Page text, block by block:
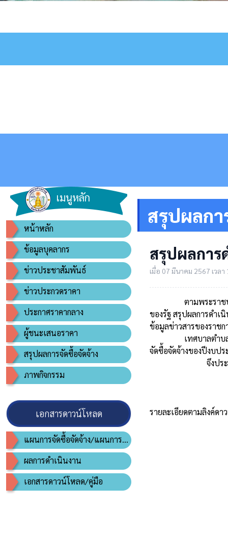
เมนูหลัก
หน้าหลัก
ข้อมูลบุคลากร
ข่าวประชาสัมพันธ์
ข่าวประกวดราคา
ประกาศราคากลาง
ผู้ชนะเสนอราคา
สรุปผลการจัดซื้อจัดจ้าง
ภาพกิจกรรม
เอกสารดาวน์โหลด
แผนการจัดซื้อจัดจ้าง/แผนการจัดหาพัสดุ
ผลการดำเนินงาน
เอกสารดาวน์โหลด/คู่มือ
สรุปผลก
สรุปผลการ
เมื่อ 07 มีนาคม 2567 เวล
ตามพระราชบัญญัติข้
ของรัฐ สรุปผลการดำเ
ข้อมูลข่าวสารของราช
เทศบาลตำบลบ้านดู่
จัดซื้อจัดจ้างของปีงบป
จึงประกาศมา
รายละเอียดตามลิงค์ดา